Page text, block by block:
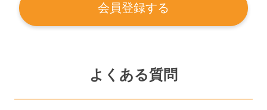
会員登録する
よくある質問